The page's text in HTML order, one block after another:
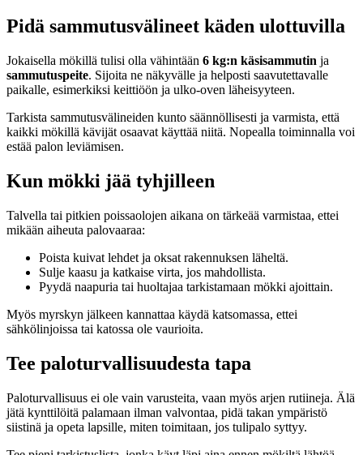
Pidä sammutusvälineet käden ulottuvilla
Jokaisella mökillä tulisi olla vähintään 6 kg:n käsisammutin ja
sammutuspeite. Sijoita ne näkyvälle ja helposti saavutettavalle
paikalle, esimerkiksi keittiöön ja ulko-oven läheisyyteen.
Tarkista sammutusvälineiden kunto säännöllisesti ja varmista, että
kaikki mökillä kävijät osaavat käyttää niitä. Nopealla toiminnalla voi
estää palon leviämisen.
Kun mökki jää tyhjilleen
Talvella tai pitkien poissaolojen aikana on tärkeää varmistaa, ettei
mikään aiheuta palovaaraa:
Poista kuivat lehdet ja oksat rakennuksen läheltä.
Sulje kaasu ja katkaise virta, jos mahdollista.
Pyydä naapuria tai huoltajaa tarkistamaan mökki ajoittain.
Myös myrskyn jälkeen kannattaa käydä katsomassa, ettei
sähkölinjoissa tai katossa ole vaurioita.
Tee paloturvallisuudesta tapa
Paloturvallisuus ei ole vain varusteita, vaan myös arjen rutiineja. Älä
jätä kynttilöitä palamaan ilman valvontaa, pidä takan ympäristö
siistinä ja opeta lapsille, miten toimitaan, jos tulipalo syttyy.